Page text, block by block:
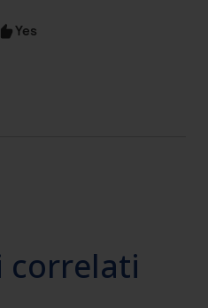
Yes
correlati